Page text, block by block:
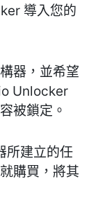
導入您的
器，並希望
Unlocker
被鎖定。
所建立的任
購買，將其